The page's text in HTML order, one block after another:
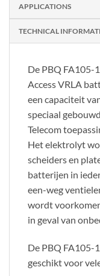
APPLICATIONS
TECHNICAL
De PBQ FA105-
Access VRLA
een capaciteit
speciaal
Telecom
Het elektrolyt
scheiders en
batterijen in
een-weg
wordt
in geval van
De PBQ FA105-
geschikt voor